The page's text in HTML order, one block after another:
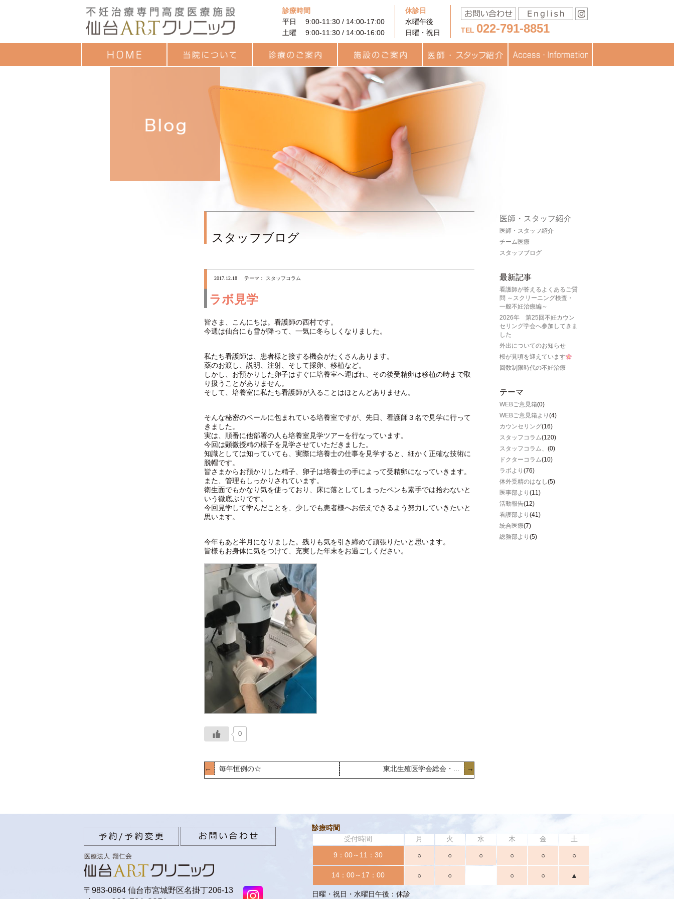
診療時間
平日 9:00-11:30 / 14:00-17:00
土曜 9:00-11:30 / 14:00-16:00
休診日
水曜午後
日曜・祝日
TEL 022-791-8851
一般不妊治療
高度生殖補助医療
卵子凍結
男性不妊外来
着床前遺伝学的検査
（PGT-A・SR）
PRP (多血小板血漿）を
用いた不妊治療
用語集
治療費用について
プレコンセプション検査 統合医療
レーザー治療
ヨガセラピー
リラティス
サプリメント
施設のご案内
待合ロビー
ARTフロア
ラボラトリー
統合治療関連
キッズルーム
医師・スタッフ紹介
医師・スタッフ紹介
チーム医療
スタッフブログ
最新記事
看護師が答えるよくあるご質
問 ～スクリーニング検査・
一般不妊治療編～
2026年 第25回不妊カウン
セリング学会へ参加してきま
した
外出についてのお知らせ
桜が見頃を迎えています
回数制限時代の不妊治療
テーマ
WEBご意見箱(0)
WEBご意見箱より (4)
カウンセリング(16)
スタッフコラム(120)
スタッフコラム、 (0)
ドクターコラム(10)
ラボより (76)
体外受精のはなし(5)
医事部より (11)
活動報告(12)
看護部より (41)
統合医療(7)
総務部より (5)
スタッフブログ
2017.12.18 テーマ： スタッフコラム
ラボ見学
皆さま、こんにちは。看護師の西村です。
今週は仙台にも雪が降って、一気に冬らしくなりました。
私たち看護師は、患者様と接する機会がたくさんあります。
薬のお渡し、説明、注射、そして採卵、移植など。
しかし、お預かりした卵子はすぐに培養室へ運ばれ、その後受精卵は移植の時まで取
り扱うことがありません。
そして、培養室に私たち看護師が入ることはほとんどありません。
そんな秘密のベールに包まれている培養室ですが、先日、看護師３名で見学に行って
きました。
実は、順番に他部署の人も培養室見学ツアーを行なっています。
今回は顕微授精の様子を見学させていただきました。
知識としては知っていても、実際に培養士の仕事を見学すると、細かく正確な技術に
脱帽です。
皆さまからお預かりした精子、卵子は培養士の手によって受精卵になっていきます。
また、管理もしっかりされています。
衛生面でもかなり気を使っており、床に落としてしまったペンも素手では拾わないと
いう徹底ぶりです。
今回見学して学んだことを、少しでも患者様へお伝えできるよう努力していきたいと
思います。
今年もあと半月になりました。残りも気を引き締めて頑張りたいと思います。
皆様もお身体に気をつけて、充実した年末をお過ごしください。
0
← 毎年恒例の☆ 東北生殖医学会総会・... →
〒983-0864 仙台市宮城野区名掛丁206-13
診療時間
受付時間
月 火 水 木 金
土
9：00～11：30
○ ○ ○ ○ ○ ○
14：00～17：00 ○ ○ ○ ○ ▲
日曜・祝日・水曜日午後：休診